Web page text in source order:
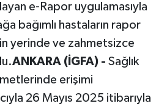
e-Rapor uygulamasıyla
bağımlı hastaların rapor
yerinde ve zahmetsizce
ANKARA (İGFA) - Sağlık
erişimi
26 Mayıs 2025 itibarıyla